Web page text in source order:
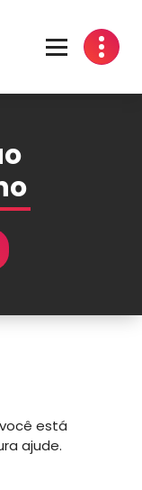
💍👰
está
ajude.